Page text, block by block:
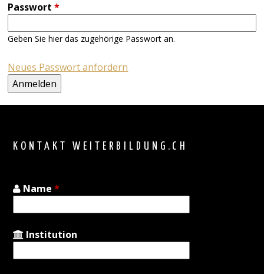
Passwort*
Geben Sie hier das zugehörige Passwort an.
Neues Passwort anfordern
KONTAKT WEITERBILDUNG.CH
Name*
Institution